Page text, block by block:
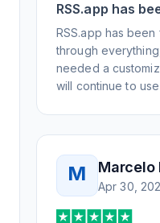
RSS.app has
RSS.app has
through
needed a
will continue to
M Marcelo
Apr 30,